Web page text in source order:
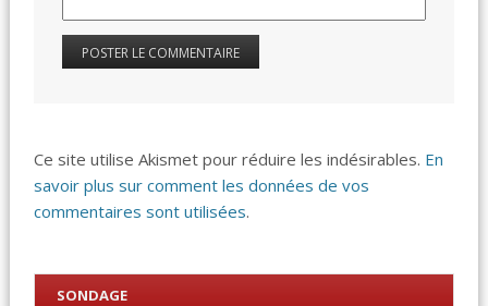
Ce site utilise Akismet pour réduire les indésirables. En
savoir plus sur comment les données de vos
commentaires sont utilisées.
SONDAGE